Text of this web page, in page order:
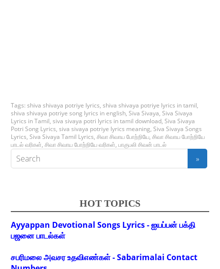
Tags:shiva shivaya potriye lyrics,shiva shivaya potriye lyrics in tamil,
shiva shivaya potriye song lyrics in english,Siva Sivaya,Siva Sivaya
Lyrics in Tamil,siva sivaya potri lyrics in tamil download,Siva Sivaya
Potri Song Lyrics,siva sivaya potriye lyrics meaning,Siva Sivaya Songs
Lyrics,Siva Sivaya Tamil Lyrics,சிவா சிவாய போற்றியே,சிவா சிவாய போற்றியே
பாடல் வரிகள்,சிவா சிவாய போற்றியே வரிகள்,பாகுபலி சிவன் பாடல்
HOT TOPICS
Ayyappan Devotional Songs Lyrics - ஐயப்பன் பக்தி
பஜனை பாடல்கள்
சபரிமலை அவசர உதவிஎண்கள் - Sabarimalai Contact